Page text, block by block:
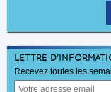
LETTRE
Recevez toutes les